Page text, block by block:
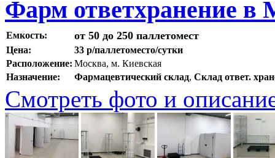
Фарм ответхранение в
Емкость: от 50 до 250 паллетомест
Цена:
33 р/паллетоместо/сутки
Расположение: Москва, м. Киевская
Назначение:
Фармацевтический склад, Склад ответ.
Смотреть фото и